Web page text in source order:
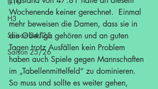
H3
Saison 24/25
Saison 25/26
Wochenende keiner gerechnet.  Einmal
mehr beweisen die Damen, dass sie in
die Oberliga gehören und an guten
Tagen trotz Ausfällen kein Problem
haben auch Spiele gegen Mannschaften
im „Tabellenmittelfeld“ zu dominieren.
So muss und sollte es weiter gehen,